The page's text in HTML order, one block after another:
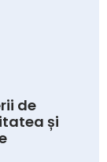
de
și